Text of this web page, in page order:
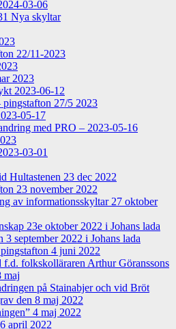
03-06
Nya skyltar
22/11-2023
2023
2023-06-12
pingstafton 27/5 2023
05-17
med PRO – 2023-05-16
03-01
Hultastenen 23 dec 2022
23 november 2022
av informationsskyltar 27 oktober
23e oktober 2022 i Johans lada
3 september 2022 i Johans lada
4 juni 2022
f.d. folkskolläraren Arthur Göranssons
maj
på Stainabjer och vid Bröt
den 8 maj 2022
4 maj 2022
april 2022